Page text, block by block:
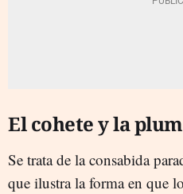
El cohete y la
Se trata de la consabida
que ilustra la forma en que